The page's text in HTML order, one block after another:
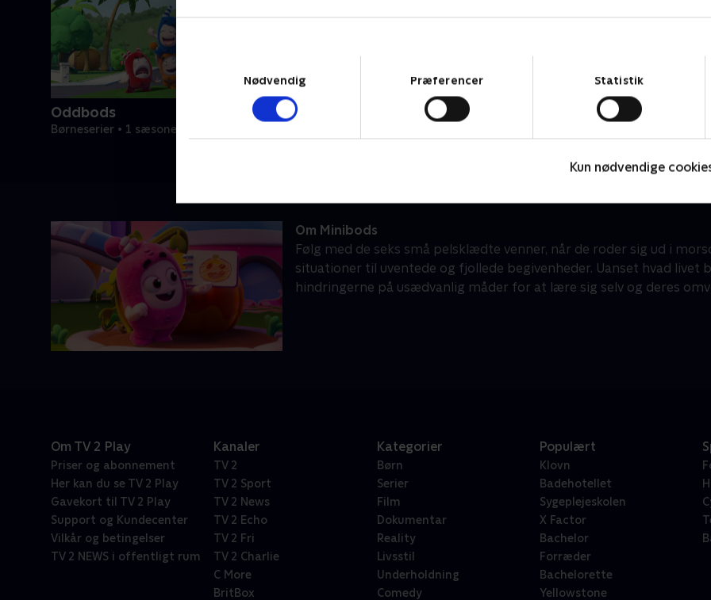
Nødvendig
Præferencer Statistik
Kun nødvendige
Oddbods
Børneserier • 1 sæsoner
Geckos Garage
Om Minibods
Følg med de seks små pelsklædte venner, når de roder sig ud i
situationer til uventede og fjollede begivenheder. Uanset hvad livet
hindringerne på usædvanlig måder for at lære sig selv og deres
Om TV 2 Play
Priser og abonnement
Her kan du se TV 2 Play
Gavekort til TV 2 Play
Support og Kundecenter
Vilkår og betingelser
TV 2 NEWS i offentligt rum
Kanaler
TV 2
TV 2 Sport
TV 2 News
TV 2 Echo
TV 2 Fri
TV 2 Charlie
C More
BritBox
Kategorier
Børn
Serier
Film
Dokumentar
Reality
Livsstil
Underholdning
Comedy
Populært
Klovn
Badehotellet
Sygeplejeskolen
X Factor
Bachelor
Forræder
Bachelorette
Yellowstone